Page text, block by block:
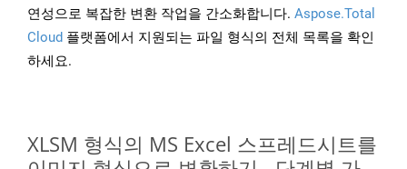
연성으로 복잡한 변환 작업을 간소화합니다. Aspose.Total
Cloud 플랫폼에서 지원되는 파일 형식의 전체 목록을 확인
하세요.
XLSM 형식의 MS Excel 스프레드시트를